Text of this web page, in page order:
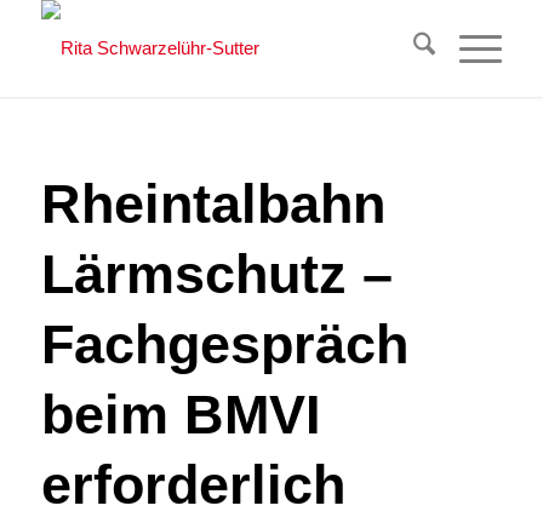
Rheintalbahn
Lärmschutz –
Fachgespräch
beim BMVI
erforderlich